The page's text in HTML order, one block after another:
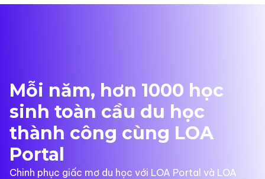
Mỗi năm, hơn 1000 học
sinh toàn cầu du học
thành công cùng LOA
Portal
Chinh phục giấc mơ du học với LOA Portal và LOA